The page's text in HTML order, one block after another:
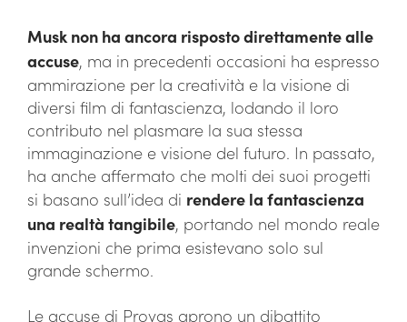
Musk non ha ancora risposto direttamente alle
accuse, ma in precedenti occasioni ha espresso
ammirazione per la creatività e la visione di
diversi film di fantascienza, lodando il loro
contributo nel plasmare la sua stessa
immaginazione e visione del futuro. In passato,
ha anche affermato che molti dei suoi progetti
si basano sull’idea di rendere la fantascienza
una realtà tangibile, portando nel mondo reale
invenzioni che prima esistevano solo sul
grande schermo.
Le accuse di Proyas aprono un dibattito